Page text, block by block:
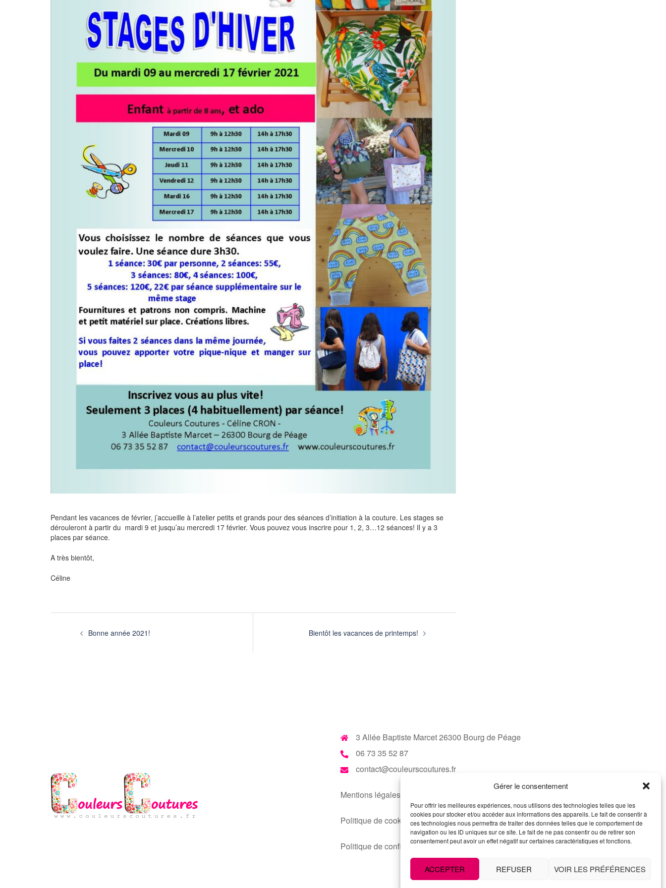
Gérer le consentement
Pour offrir les meilleures expériences, nous utilisons des technologies telles que les
cookies pour stocker et/ou accéder aux informations des appareils. Le fait de consentir à
ces technologies nous permettra de traiter des données telles que le comportement de
navigation ou les ID uniques sur ce site. Le fait de ne pas consentir ou de retirer son
consentement peut avoir un effet négatif sur certaines caractéristiques et fonctions.
ACCEPTER REFUSER VOIR LES PRÉFÉRENCES
Pendant les vacances de février, j’accueille à l’atelier petits et grands pour des séances d’initiation à la couture. Les stages se
dérouleront à partir du mardi 9 et jusqu’au mercredi 17 février. Vous pouvez vous inscrire pour 1, 2, 3…12 séances! Il y a 3
places par séance.
A très bientôt,
Céline
Navigation
Bonne année 2021! Bientôt les vacances de printemps!
3 Allée Baptiste Marcet 26300 Bourg de Péage
06 73 35 52 87
contact@couleurscoutures.fr
Mentions légales
Politique de cookies
Politique de confidentialité